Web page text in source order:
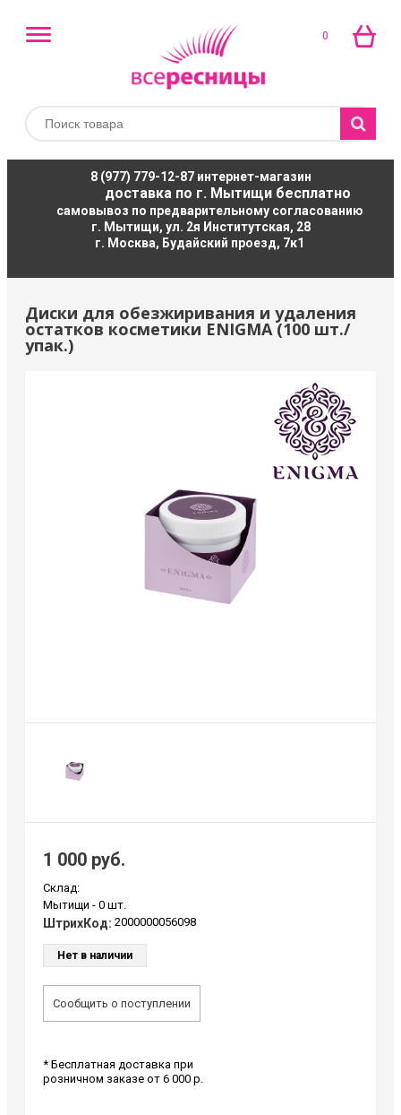
0
8 (977) 779-12-87интернет-магазин
доставка по г. Мытищи бесплатно
самовывоз по предварительному согласованию
г. Мытищи, ул. 2я Институтская, 28
г. Москва, Будайский проезд, 7к1
Диски для обезжиривания и удаления
остатков косметики ENIGMA (100 шт./
упак.)
1 000 руб.
Склад:
Мытищи - 0 шт.
ШтрихКод: 2000000056098
Нет в наличии
Сообщить о поступлении
* Бесплатная доставка при
розничном заказе от 6 000 р.